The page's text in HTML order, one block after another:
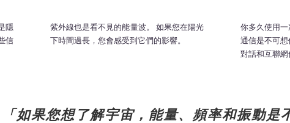
隱
信
紫外線也是看不見的能量波。 如果您在陽光
下時間過長，您會感受到它們的影響。
你多久使用
通信是不可想
對話和互聯網
「如果您想了解宇宙，能量、頻率和振動是